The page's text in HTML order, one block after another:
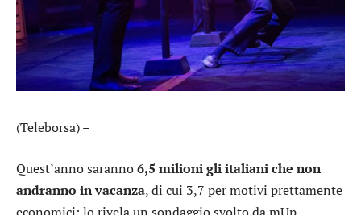
(Teleborsa) –
Quest’anno saranno6,5 milioni gli italiani che non
andranno in vacanza, di cui 3,7 per motivi prettamente